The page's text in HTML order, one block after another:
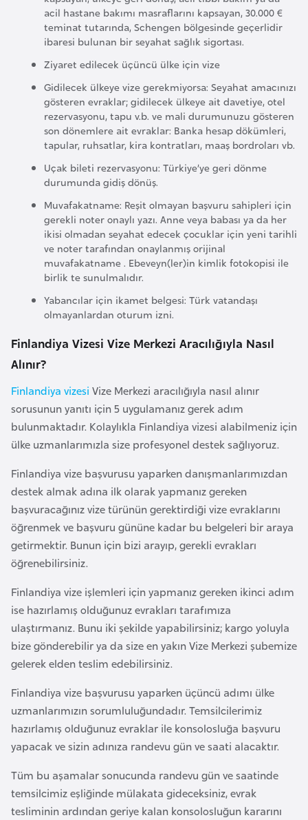
acil hastane bakımı masraflarını kapsayan, 30.000 €
teminat tutarında, Schengen bölgesinde geçerlidir
ibaresi bulunan bir seyahat sağlık sigortası.
Ziyaret edilecek üçüncü ülke için vize
Gidilecek ülkeye vize gerekmiyorsa: Seyahat amacınızı
gösteren evraklar; gidilecek ülkeye ait davetiye, otel
rezervasyonu, tapu v.b. ve mali durumunuzu gösteren
son dönemlere ait evraklar: Banka hesap dökümleri,
tapular, ruhsatlar, kira kontratları, maaş bordroları vb.
Uçak bileti rezervasyonu: Türkiye’ye geri dönme
durumunda gidiş dönüş.
Muvafakatname: Reşit olmayan başvuru sahipleri için
gerekli noter onaylı yazı. Anne veya babası ya da her
ikisi olmadan seyahat edecek çocuklar için yeni tarihli
ve noter tarafından onaylanmış orijinal
muvafakatname . Ebeveyn(ler)in kimlik fotokopisi ile
birlik te sunulmalıdır.
Yabancılar için ikamet belgesi: Türk vatandaşı
olmayanlardan oturum izni.
Finlandiya Vizesi Vize Merkezi Aracılığıyla Nasıl
Alınır?
Finlandiya vizesi Vize Merkezi aracılığıyla nasıl alınır
sorusunun yanıtı için 5 uygulamanız gerek adım
bulunmaktadır. Kolaylıkla Finlandiya vizesi alabilmeniz için
ülke uzmanlarımızla size profesyonel destek sağlıyoruz.
Finlandiya vize başvurusu yaparken danışmanlarımızdan
destek almak adına ilk olarak yapmanız gereken
başvuracağınız vize türünün gerektirdiği vize evraklarını
öğrenmek ve başvuru gününe kadar bu belgeleri bir araya
getirmektir. Bunun için bizi arayıp, gerekli evrakları
öğrenebilirsiniz.
Finlandiya vize işlemleri için yapmanız gereken ikinci adım
ise hazırlamış olduğunuz evrakları tarafımıza
ulaştırmanız. Bunu iki şekilde yapabilirsiniz; kargo yoluyla
bize gönderebilir ya da size en yakın Vize Merkezi şubemize
gelerek elden teslim edebilirsiniz.
Finlandiya vize başvurusu yaparken üçüncü adımı ülke
uzmanlarımızın sorumluluğundadır. Temsilcilerimiz
hazırlamış olduğunuz evraklar ile konsolosluğa başvuru
yapacak ve sizin adınıza randevu gün ve saati alacaktır.
Tüm bu aşamalar sonucunda randevu gün ve saatinde
temsilcimiz eşliğinde mülakata gideceksiniz, evrak
tesliminin ardından geriye kalan konsolosluğun kararını
a
o
Ç
a
d
Ç
e
k
C
u
h
u
r
i
y
e
t
i
e
z